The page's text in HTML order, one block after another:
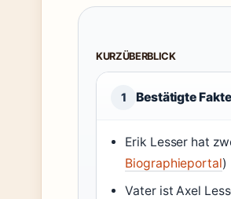
KURZÜBERBLICK
1 Bestätigte
Erik Lesser hat
Biographieportal)
Vater ist Axel